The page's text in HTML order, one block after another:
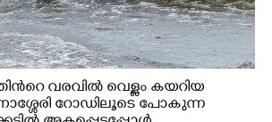
വരവിൽ വെള്ളം കയറിയ
റോഡിലൂടെ പോകുന്ന